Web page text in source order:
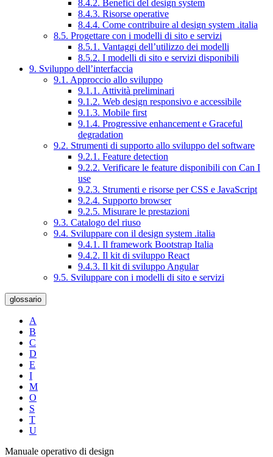
8.4.2. Benefici del design system
8.4.3. Risorse operative
8.4.4. Come contribuire al design system .italia
8.5. Progettare con i modelli di sito e servizi
8.5.1. Vantaggi dell’utilizzo dei modelli
8.5.2. I modelli di sito e servizi disponibili
9. Sviluppo dell’interfaccia
9.1. Approccio allo sviluppo
9.1.1. Attività preliminari
9.1.2. Web design responsivo e accessibile
9.1.3. Mobile first
9.1.4. Progressive enhancement e Graceful
degradation
9.2. Strumenti di supporto allo sviluppo del software
9.2.1. Feature detection
9.2.2. Verificare le feature disponibili con Can I
use
9.2.3. Strumenti e risorse per CSS e JavaScript
9.2.4. Supporto browser
9.2.5. Misurare le prestazioni
9.3. Catalogo del riuso
9.4. Sviluppare con il design system .italia
9.4.1. Il framework Bootstrap Italia
9.4.2. Il kit di sviluppo React
9.4.3. Il kit di sviluppo Angular
9.5. Sviluppare con i modelli di sito e servizi
glossario
A
B
C
D
E
I
M
O
S
T
U
Manuale operativo di design